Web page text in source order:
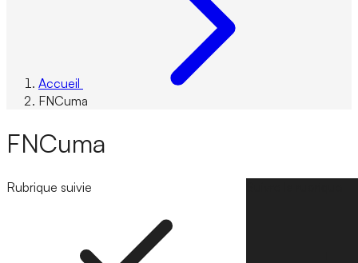
Accueil
FNCuma
FNCuma
Rubrique suivie